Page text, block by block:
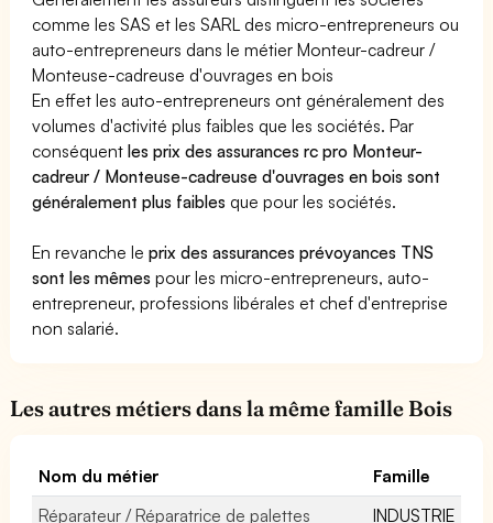
comme les SAS et les SARL des micro-entrepreneurs ou
auto-entrepreneurs dans le métier Monteur-cadreur /
Monteuse-cadreuse d'ouvrages en bois
En effet les auto-entrepreneurs ont généralement des
volumes d'activité plus faibles que les sociétés. Par
conséquentles prix des assurances rc pro Monteur-
cadreur / Monteuse-cadreuse d'ouvrages en bois sont
généralement plus faibles que pour les sociétés.
En revanche leprix des assurances prévoyances TNS
sont les mêmes pour les micro-entrepreneurs, auto-
entrepreneur, professions libérales et chef d'entreprise
non salarié.
Les autres métiers dans la même famille Bois
Nom du métier
Famille
Réparateur / Réparatrice de palettes
INDUSTRIE